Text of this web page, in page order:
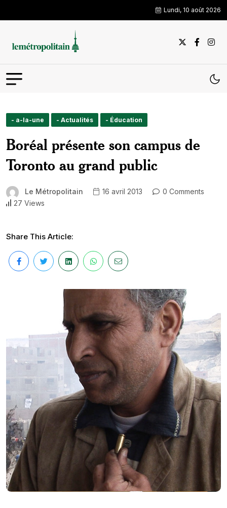
Lundi, 10 août 2026
- a-la-une - Actualités - Éducation
Boréal présente son campus de
Toronto au grand public
Le Métropolitain 16 avril 2013
0 Comments
27 Views
Share This Article: